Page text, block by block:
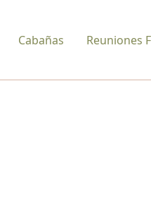
Cabañas Reuniones